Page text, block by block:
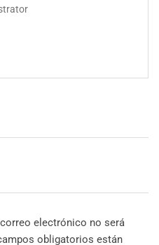
electrónico no será
obligatorios están